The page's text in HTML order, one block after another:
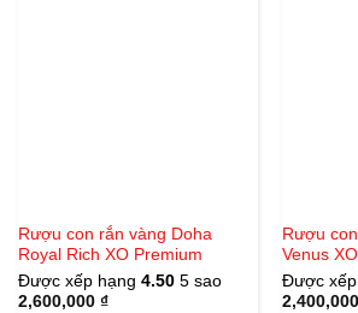
Rượu con rắn vàng Doha
Royal Rich XO Premium
Được xếp hạng 4.505 sao
2,600,000 ₫
Rượu
Venus XO
Được xếp
2,400,000